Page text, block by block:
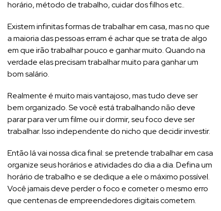
horário, método de trabalho, cuidar dos filhos etc..
Existem infinitas formas de trabalhar em casa, mas no que
a maioria das pessoas erram é achar que se trata de algo
em que irão trabalhar pouco e ganhar muito. Quando na
verdade elas precisam trabalhar muito para ganhar um
bom salário.
Realmente é muito mais vantajoso, mas tudo deve ser
bem organizado. Se você está trabalhando não deve
parar para ver um filme ou ir dormir, seu foco deve ser
trabalhar. Isso independente do nicho que decidir investir.
Então lá vai nossa dica final: se pretende trabalhar em casa
organize seus horários e atividades do dia a dia. Defina um
horário de trabalho e se dedique a ele o máximo possível.
Você jamais deve perder o foco e cometer o mesmo erro
que centenas de empreendedores digitais cometem.